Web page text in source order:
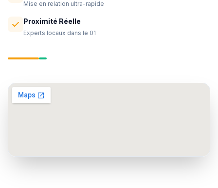
Mise en relation ultra-rapide
Proximité Réelle
Experts locaux dans le 01